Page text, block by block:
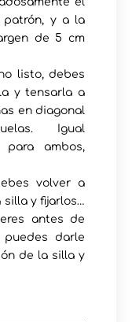
patrón, y a la
de 5 cm
listo, debes
y tensarla a
en diagonal
Igual
para ambos,
volver a
silla y fijarlos…
antes de
darle
de la silla y